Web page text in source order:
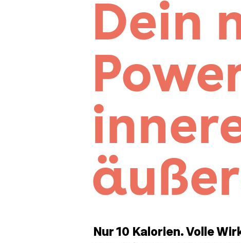
Dein
Nur 10 Kalorien. Volle